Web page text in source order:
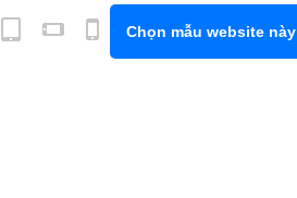
Chọn mẫu website này